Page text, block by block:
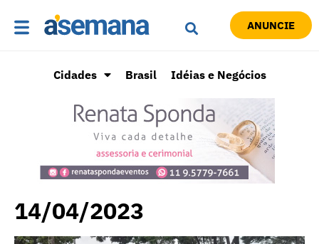
ANUNCIE
Cidades Brasil Idéias e Negócios
14/04/2023